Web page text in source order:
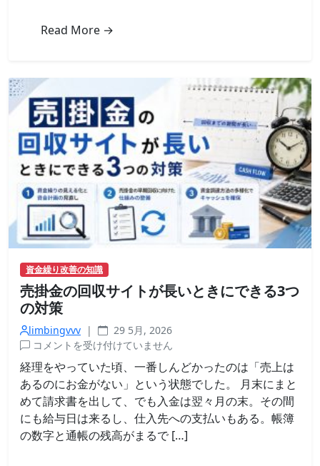
要
類
一
覧
と
準
備
の
コ
ツ
Read More →
資金繰り改善の知識
売掛金の回収サイトが長いときにできる3つ
の対策
limbingvvv |
29 5月, 2026
売
掛
金
の
回
収
サ
コメントを受け付けていません
経理をやっていた頃、一番しんどかったのは「売上は
あるのにお金がない」という状態でした。 月末にまと
めて請求書を出して、でも入金は翌々月の末。その間
にも給与日は来るし、仕入先への支払いもある。帳簿
の数字と通帳の残高がまるで […]